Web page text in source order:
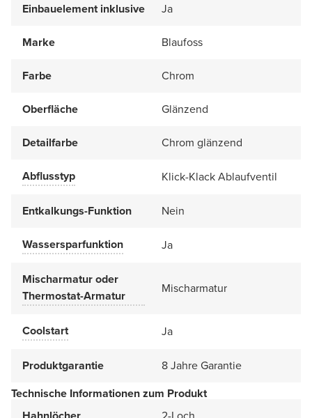
Einbauelement inklusive Ja
Marke Blaufoss
Farbe Chrom
Oberfläche Glänzend
Detailfarbe Chrom glänzend
Abflusstyp Klick-Klack Ablaufventil
Entkalkungs-Funktion Nein
Wassersparfunktion Ja
Mischarmatur oder
Thermostat-Armatur
Mischarmatur
Coolstart Ja
Produktgarantie
8 Jahre Garantie
Technische Informationen zum Produkt